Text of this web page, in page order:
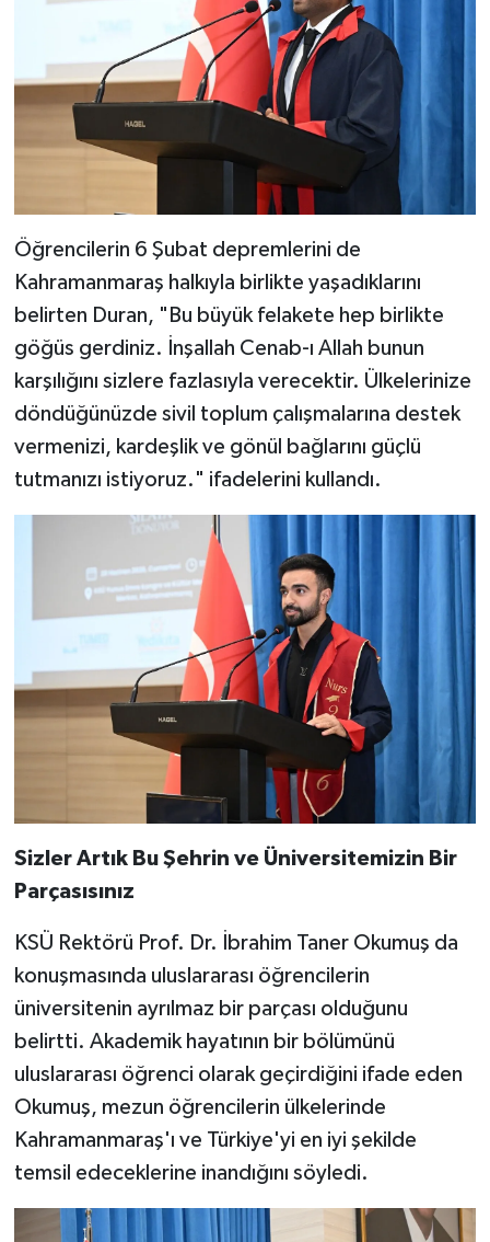
Öğrencilerin 6 Şubat depremlerini de
Kahramanmaraş halkıyla birlikte yaşadıklarını
belirten Duran, "Bu büyük felakete hep birlikte
göğüs gerdiniz. İnşallah Cenab-ı Allah bunun
karşılığını sizlere fazlasıyla verecektir. Ülkelerinize
döndüğünüzde sivil toplum çalışmalarına destek
vermenizi, kardeşlik ve gönül bağlarını güçlü
tutmanızı istiyoruz." ifadelerini kullandı.
Sizler Artık Bu Şehrin ve Üniversitemizin Bir
Parçasısınız
KSÜ Rektörü Prof. Dr. İbrahim Taner Okumuş da
konuşmasında uluslararası öğrencilerin
üniversitenin ayrılmaz bir parçası olduğunu
belirtti. Akademik hayatının bir bölümünü
uluslararası öğrenci olarak geçirdiğini ifade eden
Okumuş, mezun öğrencilerin ülkelerinde
Kahramanmaraş'ı ve Türkiye'yi en iyi şekilde
temsil edeceklerine inandığını söyledi.